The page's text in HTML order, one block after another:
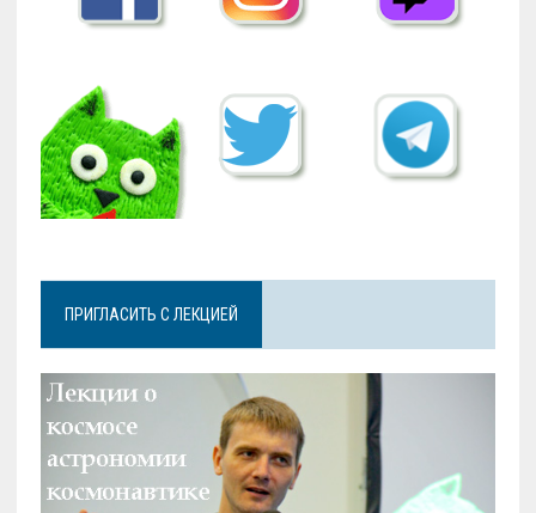
ПРИГЛАСИТЬ С ЛЕКЦИЕЙ